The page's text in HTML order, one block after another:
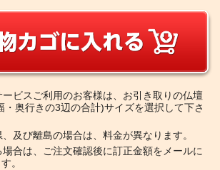
ビスご利用のお客様は、お引き取りの仏壇
・奥行きの3辺の合計)サイズを選択して下さ
及び離島の場合は、料金が異なります。
合は、ご注文確認後に訂正金額をメールに
。